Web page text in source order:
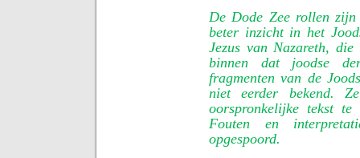
De Dode Zee rollen
beter inzicht in het
Jezus van Nazareth,
binnen dat joodse
fragmenten van de
niet eerder bekend.
oorspronkelijke tekst
Fouten en
opgespoord.